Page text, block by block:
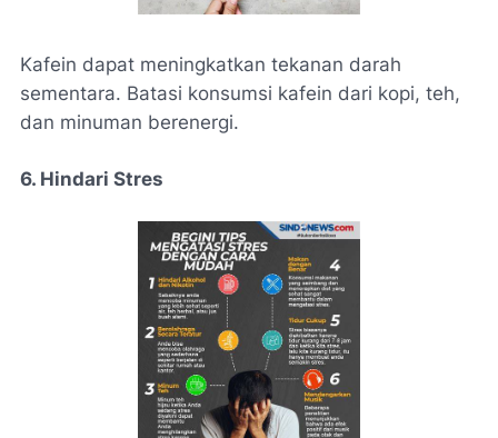
Kafein dapat meningkatkan tekanan darah
sementara. Batasi konsumsi kafein dari kopi, teh,
dan minuman berenergi.
6. Hindari Stres